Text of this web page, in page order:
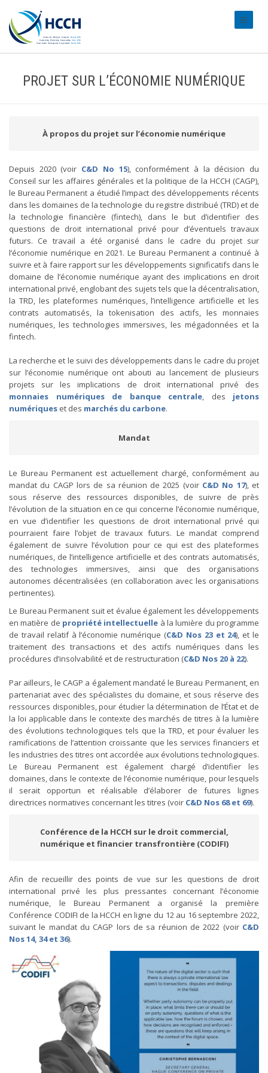
PROJET SUR L’ÉCONOMIE NUMÉRIQUE
À propos du projet sur l’économie numérique
Depuis 2020 (voir C&D No 15), conformément à la décision du
Conseil sur les affaires générales et la politique de la HCCH (CAGP),
le Bureau Permanent a étudié l’impact des développements récents
dans les domaines de la technologie du registre distribué (TRD) et de
la technologie financière (fintech), dans le but d’identifier des
questions de droit international privé pour d’éventuels travaux
futurs. Ce travail a été organisé dans le cadre du projet sur
l’économie numérique en 2021. Le Bureau Permanent a continué à
suivre et à faire rapport sur les développements significatifs dans le
domaine de l’économie numérique ayant des implications en droit
international privé, englobant des sujets tels que la décentralisation,
la TRD, les plateformes numériques, l’intelligence artificielle et les
contrats automatisés, la tokenisation des actifs, les monnaies
numériques, les technologies immersives, les mégadonnées et la
fintech.
La recherche et le suivi des développements dans le cadre du projet
sur l’économie numérique ont abouti au lancement de plusieurs
projets sur les implications de droit international privé des
monnaies numériques de banque centrale, des jetons
numériques et des marchés du carbone.
Mandat
Le Bureau Permanent est actuellement chargé, conformément au
mandat du CAGP lors de sa réunion de 2025 (voir C&D No 17), et
sous réserve des ressources disponibles, de suivre de près
l’évolution de la situation en ce qui concerne l’économie numérique,
en vue d’identifier les questions de droit international privé qui
pourraient faire l’objet de travaux futurs. Le mandat comprend
également de suivre l’évolution pour ce qui est des plateformes
numériques, de l’intelligence artificielle et des contrats automatisés,
des technologies immersives, ainsi que des organisations
autonomes décentralisées (en collaboration avec les organisations
pertinentes).
Le Bureau Permanent suit et évalue également les développements
en matière de propriété intellectuelle à la lumière du programme
de travail relatif à l’économie numérique (C&D Nos 23 et 24), et le
traitement des transactions et des actifs numériques dans les
procédures d’insolvabilité et de restructuration (C&D Nos 20 à 22).
Par ailleurs, le CAGP a également mandaté le Bureau Permanent, en
partenariat avec des spécialistes du domaine, et sous réserve des
ressources disponibles, pour étudier la détermination de l’État et de
la loi applicable dans le contexte des marchés de titres à la lumière
des évolutions technologiques tels que la TRD, et pour évaluer les
ramifications de l’attention croissante que les services financiers et
les industries des titres ont accordée aux évolutions technologiques.
Le Bureau Permanent est également chargé d’identifier les
domaines, dans le contexte de l’économie numérique, pour lesquels
il serait opportun et réalisable d’élaborer de futures lignes
directrices normatives concernant les titres (voir C&D Nos 68 et 69).
Conférence de la HCCH sur le droit commercial,
numérique et financier transfrontière (CODIFI)
Afin de recueillir des points de vue sur les questions de droit
international privé les plus pressantes concernant l’économie
numérique, le Bureau Permanent a organisé la première
Conférence CODIFI de la HCCH en ligne du 12 au 16 septembre 2022,
suivant le mandat du CAGP lors de sa réunion de 2022 (voir C&D
Nos 14, 34 et 36).